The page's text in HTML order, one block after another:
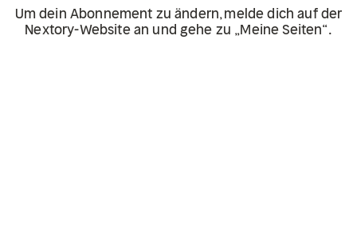
Um dein Abonnement zu ändern, melde dich auf der
Nextory-Website an und gehe zu „Meine Seiten“.